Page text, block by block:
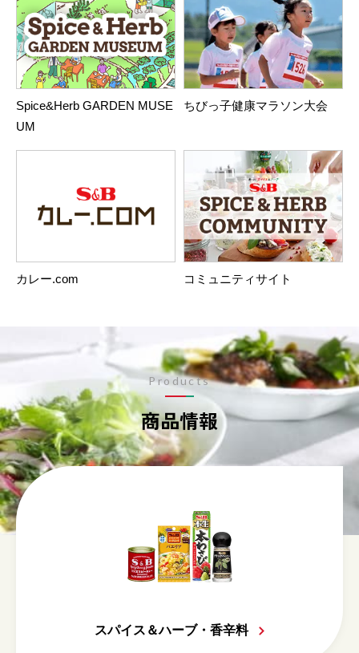
Spice&Herb GARDEN MUSE
UM
ちびっ子健康マラソン大会
カレー.com コミュニティサイト
商品情報
Products
スパイス＆ハーブ・香辛料